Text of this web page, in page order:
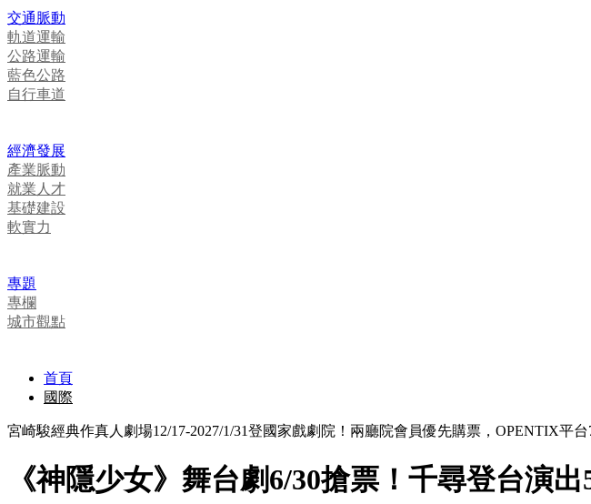
交通脈動
軌道運輸
公路運輸
藍色公路
自行車道
經濟發展
產業脈動
就業人才
基礎建設
軟實力
專題
專欄
城市觀點
首頁
國際
宮崎駿經典作真人劇場12/17-2027/1/31登國家戲劇院！兩廳院會員優先購票，OPENTIX平
《神隱少女》舞台劇6/30搶票！千尋登台演